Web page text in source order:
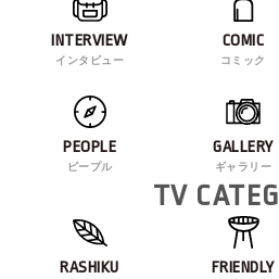
INTERVIEW
インタビュー
COMIC
コミック
PEOPLE
ピープル
GALLERY
ギャラリー
TV
RASHIKU FRIENDLY